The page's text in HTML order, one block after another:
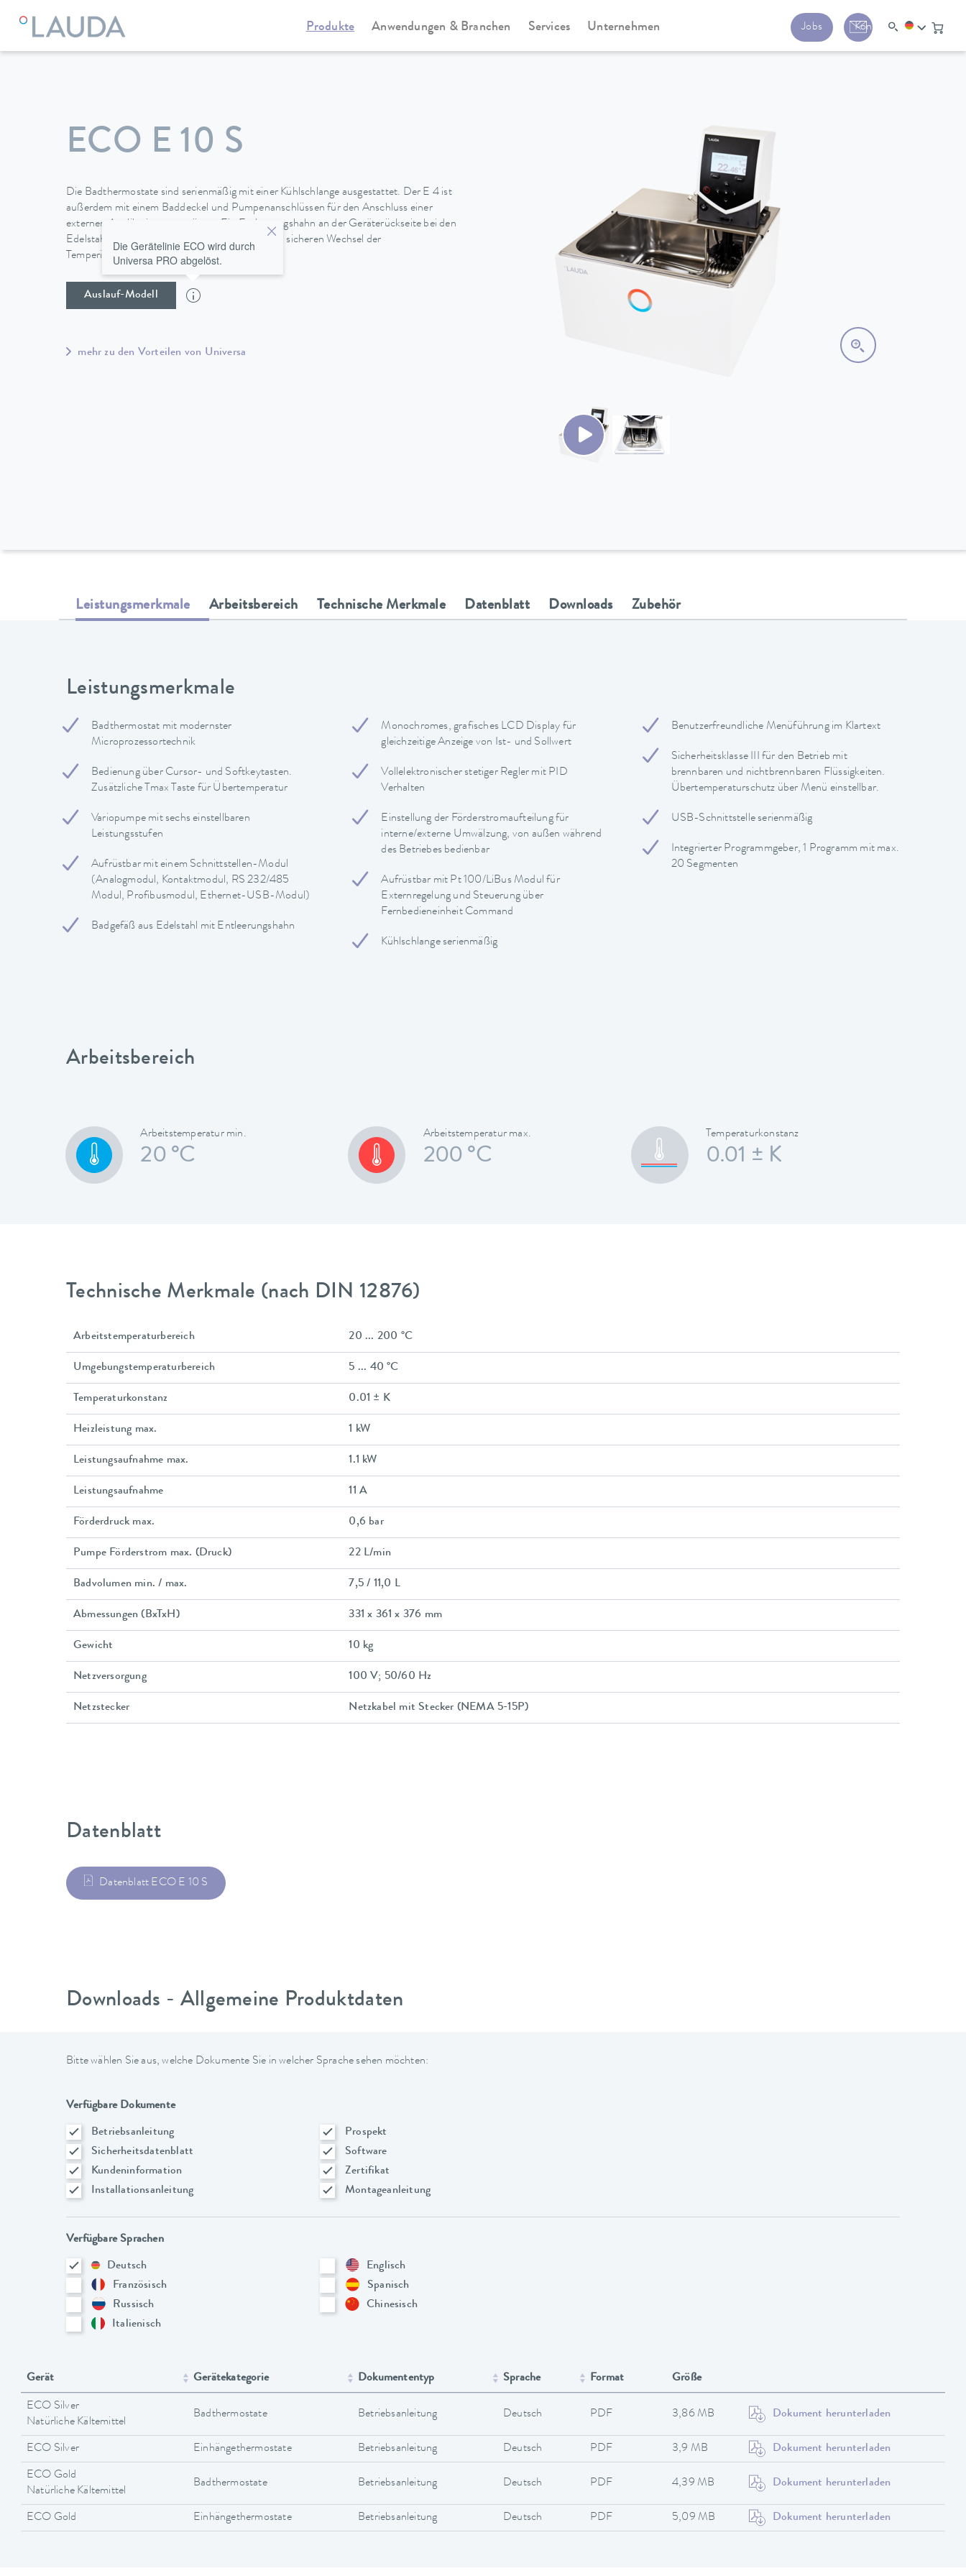
Produkte Anwendungen & Branchen Services Unternehmen Jobs Kontakt
LAUDA Temperiergeräte Wärmethermostate Universa
ECO E 10 S
Die Badthermostate sind serienmäßig mit einer Kühlschlange ausgestattet. Der E 4 ist
außerdem mit einem Baddeckel und Pumpenanschlüssen für den Anschluss einer
externen Applikation ausgerüstet. Ein Entleerungshahn an der Geräterückseite bei den
Edelstahlbädern ermöglicht einen einfachen und sicheren Wechsel der
Temperierflüssigkeit.
Auslauf-Modell
Die Gerätelinie ECO wird durch
Universa PRO abgelöst.
mehr zu den Vorteilen von Universa
Leistungsmerkmale Arbeitsbereich Technische Merkmale Datenblatt Downloads Zubehör
Leistungsmerkmale
Badthermostat mit modernster
Microprozessortechnik
Bedienung über Cursor- und Softkeytasten.
Zusätzliche Tmax Taste für Übertemperatur
Variopumpe mit sechs einstellbaren
Leistungsstufen
Aufrüstbar mit einem Schnittstellen-Modul
(Analogmodul, Kontaktmodul, RS 232/485
Modul, Profibusmodul, Ethernet-USB-Modul)
Badgefäß aus Edelstahl mit Entleerungshahn
Monochromes, grafisches LCD Display für
gleichzeitige Anzeige von Ist- und Sollwert
Vollelektronischer stetiger Regler mit PID
Verhalten
Einstellung der Förderstromaufteilung für
interne/externe Umwälzung, von außen während
des Betriebes bedienbar
Aufrüstbar mit Pt 100/LiBus Modul für
Externregelung und Steuerung über
Fernbedieneinheit Command
Kühlschlange serienmäßig
Benutzerfreundliche Menüführung im Klartext
Sicherheitsklasse III für den Betrieb mit
brennbaren und nichtbrennbaren Flüssigkeiten.
Übertemperaturschutz über Menü einstellbar.
USB-Schnittstelle serienmäßig
Integrierter Programmgeber, 1 Programm mit max.
20 Segmenten
Arbeitsbereich
Arbeitstemperatur min.
20 °C
Arbeitstemperatur max.
200 °C
Temperaturkonstanz
0.01 ± K
Technische Merkmale (nach DIN 12876)
Arbeitstemperaturbereich 20 ... 200 °C
Umgebungstemperaturbereich 5 ... 40 °C
Temperaturkonstanz 0.01 ± K
Heizleistung max. 1 kW
Leistungsaufnahme max. 1.1 kW
Leistungsaufnahme 11 A
Förderdruck max. 0,6 bar
Pumpe Förderstrom max. (Druck) 22 L/min
Badvolumen min. / max. 7,5 / 11,0 L
Abmessungen (BxTxH) 331 x 361 x 376 mm
Gewicht 10 kg
Netzversorgung 100 V; 50/60 Hz
Netzstecker Netzkabel mit Stecker (NEMA 5-15P)
Datenblatt
Datenblatt ECO E 10 S
Downloads - Allgemeine Produktdaten
Bitte wählen Sie aus, welche Dokumente Sie in welcher Sprache sehen möchten:
Verfügbare Dokumente
Betriebsanleitung
Prospekt
Sicherheitsdatenblatt
Software
Kundeninformation
Zertifikat
Installationsanleitung
Montageanleitung
Verfügbare Sprachen
Deutsch
Englisch
Französisch
Spanisch
Russisch
Chinesisch
Italienisch
Gerät Gerätekategorie Dokumententyp Sprache Format Größe
ECO Silver
Natürliche Kältemittel
Badthermostate Betriebsanleitung Deutsch PDF 3,86 MB Dokument herunterladen
ECO Silver Einhängethermostate Betriebsanleitung Deutsch PDF 3,9 MB Dokument herunterladen
ECO Gold
Natürliche Kältemittel
Badthermostate Betriebsanleitung Deutsch PDF 4,39 MB Dokument herunterladen
ECO Gold Einhängethermostate Betriebsanleitung Deutsch PDF 5,09 MB Dokument herunterladen